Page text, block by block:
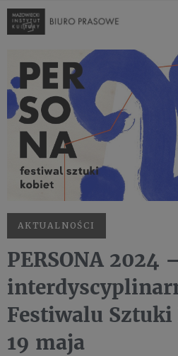
AKTUALNOŚCI
PERSONA 2024
Festiwalu
19 maja